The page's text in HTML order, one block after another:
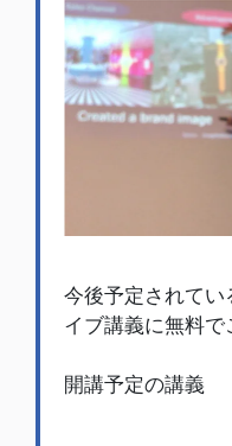
今後予定されてい
イブ講義に無料で
開講予定の講義